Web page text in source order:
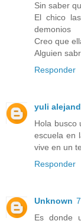
Sin saber
El chico
demonios
Creo que
Alguien
Responder
yuli
Hola busco
escuela en
vive en un
Responder
Unknown
Es donde